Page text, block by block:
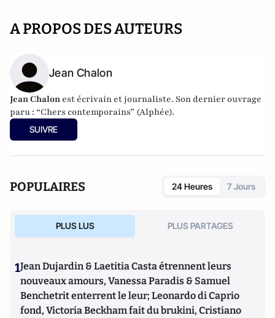
A PROPOS DES AUTEURS
Jean Chalon
Jean Chalon est écrivain et journaliste. Son dernier ouvrage
paru : “Chers contemporains” (Alphée).
SUIVRE
POPULAIRES 24 Heures 7 Jours
PLUS LUS PLUS PARTAGES
1Jean Dujardin & Laetitia Casta étrennent leurs
nouveaux amours, Vanessa Paradis & Samuel
Benchetrit enterrent le leur; Leonardo di Caprio
fond, Victoria Beckham fait du brukini, Cristiano